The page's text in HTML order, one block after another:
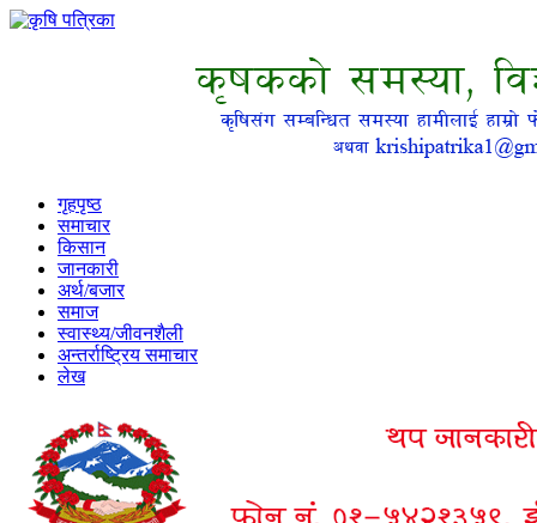
गृहपृष्ठ
समाचार
किसान
जानकारी
अर्थ/बजार
समाज
स्वास्थ्य/जीवनशैली
अन्तर्राष्ट्रिय समाचार
लेख